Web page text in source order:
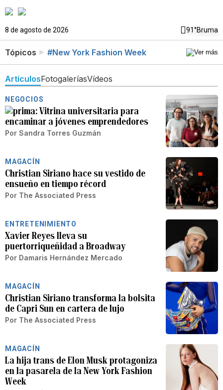
8 de agosto de 2026 91°Bruma
Tópicos #New York Fashion Week
ArtículosFotogaleríasVídeos
NEGOCIOS
Vitrina universitaria para
encaminar a jóvenes emprendedores
Por Sandra Torres Guzmán
MAGACÍN
Christian Siriano hace su vestido de
ensueño en tiempo récord
Por The Associated Press
ENTRETENIMIENTO
Xavier Reyes lleva su
puertorriqueñidad a Broadway
Por Damaris Hernández Mercado
MAGACÍN
Christian Siriano transforma la bolsita
de Capri Sun en cartera de lujo
Por The Associated Press
MAGACÍN
La hija trans de Elon Musk protagoniza
en la pasarela de la New York Fashion
Week